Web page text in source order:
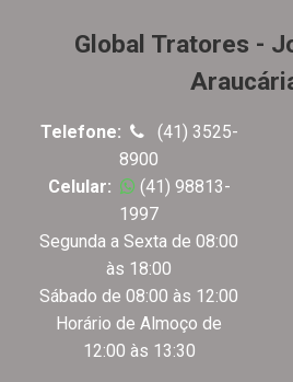
Global Tratores -
Telefone:
(41) 3525-
8900
Celular:
(41) 98813-
1997
Segunda a Sexta de 08:00
às 18:00
Sábado de 08:00 às 12:00
Horário de Almoço de
12:00 às 13:30